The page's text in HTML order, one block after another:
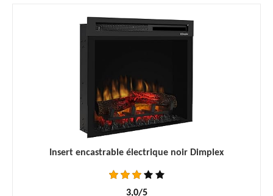
Insert encastrable électrique noir Dimplex
3,0/5